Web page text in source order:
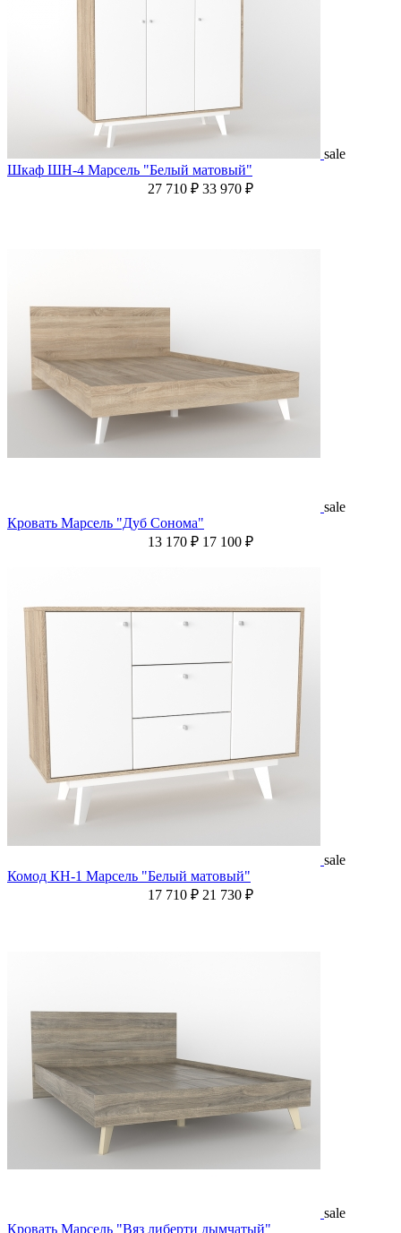
sale
Шкаф ШН-4 Марсель "Белый матовый"
27 710 ₽ 33 970 ₽
sale
Кровать Марсель "Дуб Сонома"
13 170 ₽ 17 100 ₽
sale
Комод КН-1 Марсель "Белый матовый"
17 710 ₽ 21 730 ₽
sale
Кровать Марсель "Вяз либерти дымчатый"